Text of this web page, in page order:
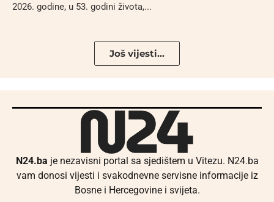
2026. godine, u 53. godini života,...
Još vijesti...
N24.ba je nezavisni portal sa sjedištem u Vitezu. N24.ba
vam donosi vijesti i svakodnevne servisne informacije iz
Bosne i Hercegovine i svijeta.